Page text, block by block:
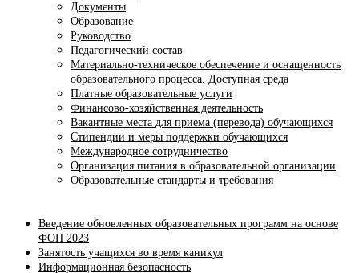
Документы
Образование
Руководство
Педагогический состав
Материально-техническое обеспечение и оснащенность
образовательного процесса. Доступная среда
Платные образовательные услуги
Финансово-хозяйственная деятельность
Вакантные места для приема (перевода) обучающихся
Стипендии и меры поддержки обучающихся
Международное сотрудничество
Организация питания в образовательной организации
Образовательные стандарты и требования
Введение обновленных образовательных программ на основе
ФОП 2023
Занятость учащихся во время каникул
Информационная безопасность